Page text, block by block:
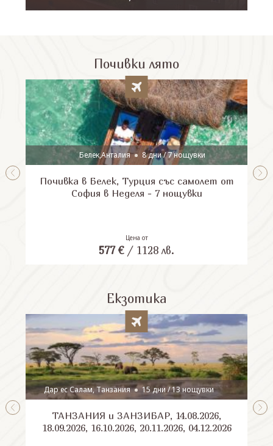
Почивки лято
Белек,Анталия 8 дни / 7 нощувки
Почивка в Белек, Турция със самолет от
София в Неделя - 7 нощувки
Цена от
577 €/ 1128 лв.
Екзотика
Дар ес Салам, Танзания 15 дни / 13 нощувки
ТАНЗАНИЯ и ЗАНЗИБАР, 14.08.2026,
18.09.2026, 16.10.2026, 20.11.2026, 04.12.2026